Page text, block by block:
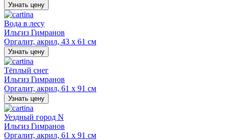
Узнать цену
Вода в лесу
Ильгиз Гимранов
Оргалит, акрил, 43 х 61 см
Узнать цену
Тёплый снег
Ильгиз Гимранов
Оргалит, акрил, 61 х 91 см
Узнать цену
Уездный город N
Ильгиз Гимранов
Оргалит, акрил, 61 х 91 см